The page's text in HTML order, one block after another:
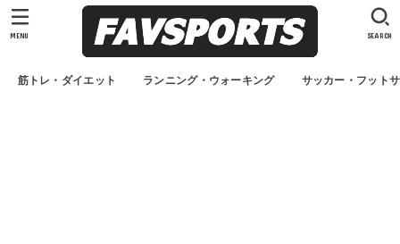
筋トレ・ダイエット ランニング・ウォーキング サッカー・フット
SEARCH
MENU